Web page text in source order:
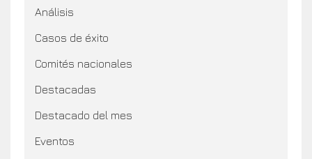
Análisis
Casos de éxito
Comités nacionales
Destacadas
Destacado del mes
Eventos